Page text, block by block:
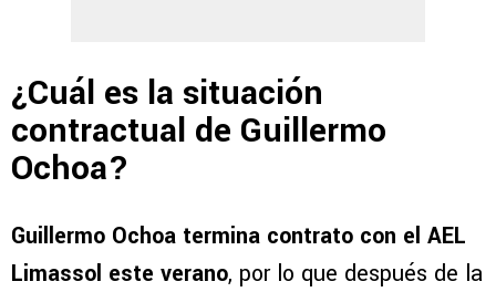
¿Cuál es la situación
contractual de Guillermo
Ochoa?
Guillermo Ochoa termina contrato con el AEL
Limassol este verano, por lo que después de la